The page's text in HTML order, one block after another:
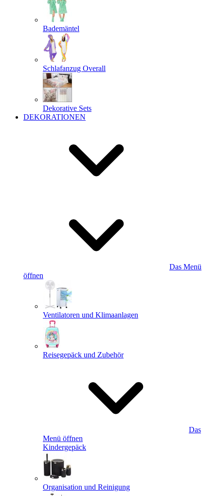
Bademäntel
Schlafanzug Overall
Dekorative Sets
DEKORATIONEN
Das Menü
öffnen
Ventilatoren und Klimaanlagen
Reisegepäck und Zubehör
Das
Menü öffnen
Kindergepäck
Organisation und Reinigung